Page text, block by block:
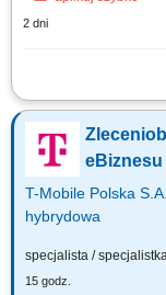
2 dni
Location: Gdańsk or
months) Work model:
responsibilities
product-related
assistance. Guide...
eBiznesu
T-Mobile Polska S.A.
hybrydowa
specjalista /
15 godz.